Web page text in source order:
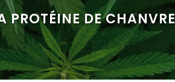
PROTÉINE DE CHANVRE